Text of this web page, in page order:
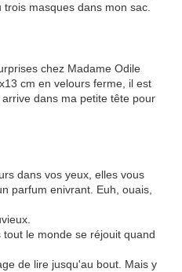
masques dans mon sac.
chez Madame Odile
cm en velours ferme, il est
dans ma petite tête pour
dans vos yeux, elles vous
parfum enivrant. Euh, ouais,
le monde se réjouit quand
de lire jusqu'au bout. Mais y